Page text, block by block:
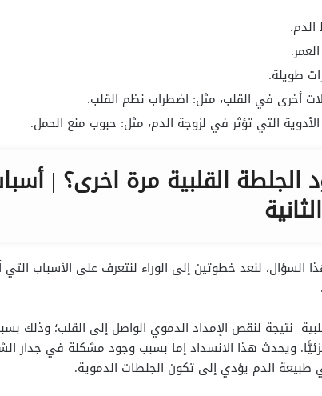
طويلة.
أخرى في القلب، مثل: اضطراب نظم القلب.
التي تؤثر في لزوجة الدم، مثل: حبوب منع الحمل.
الجلطة القلبية مرة اخرى؟ |
السؤال، لنعد خطوتين إلى الوراء لنتعرف على الأسباب
نتيجة لنقص الإمداد الدموي الواصل إلى القلب؛ وذلك
ويحدث هذا الانسداد إما بسبب وجود مشكلة في جدار
طبيعة الدم يؤدي إلى تكون الجلطات الدموية.